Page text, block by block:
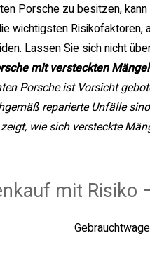
Porsche zu besitzen,
wichtigsten Risikofaktoren,
Lassen Sie sich nicht
mit versteckten
Porsche ist Vorsicht
reparierte Unfälle
wie sich versteckte
mit Risiko